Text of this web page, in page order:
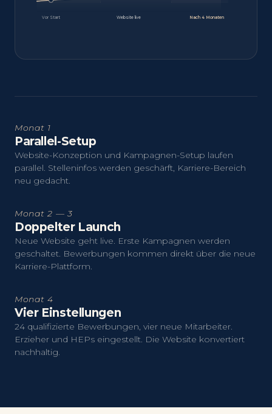
Vor Start Website live Nach 4 Monaten
Monat 1
Parallel-Setup
Website-Konzeption und Kampagnen-Setup laufen
parallel. Stelleninfos werden geschärft, Karriere-Bereich
neu gedacht.
Monat 2 — 3
Doppelter Launch
Neue Website geht live. Erste Kampagnen werden
geschaltet. Bewerbungen kommen direkt über die neue
Karriere-Plattform.
Monat 4
Vier Einstellungen
24 qualifizierte Bewerbungen, vier neue Mitarbeiter.
Erzieher und HEPs eingestellt. Die Website konvertiert
nachhaltig.